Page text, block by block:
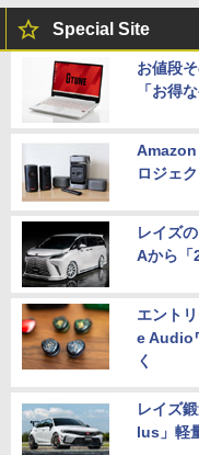
Special Site
お値段
「お得
Amazon
ロジェ
レイズ
Aから「
エント
e Audio
く
レイズ
lus」軽